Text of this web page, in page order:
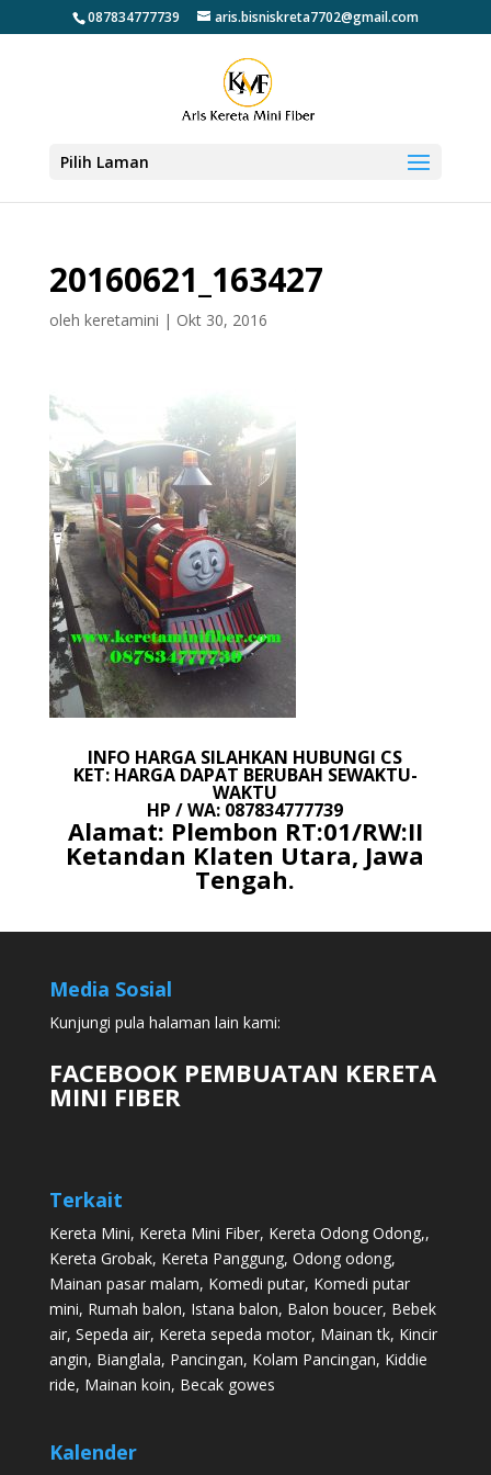
087834777739 aris.bisniskreta7702@gmail.com
Pilih Laman
20160621_163427
oleh keretamini | Okt 30, 2016
INFO HARGA SILAHKAN HUBUNGI CS
KET: HARGA DAPAT BERUBAH SEWAKTU-
WAKTU
HP / WA: 087834777739
Alamat: Plembon RT:01/RW:II
Ketandan Klaten Utara, Jawa
Tengah.
Media Sosial
Kunjungi pula halaman lain kami:
FACEBOOK PEMBUATAN KERETA
MINI FIBER
Terkait
Kereta Mini, Kereta Mini Fiber, Kereta Odong Odong,,
Kereta Grobak, Kereta Panggung, Odong odong,
Mainan pasar malam, Komedi putar, Komedi putar
mini, Rumah balon, Istana balon, Balon boucer, Bebek
air, Sepeda air, Kereta sepeda motor, Mainan tk, Kincir
angin, Bianglala, Pancingan, Kolam Pancingan, Kiddie
ride, Mainan koin, Becak gowes
Kalender